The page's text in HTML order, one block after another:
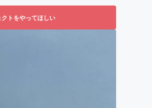
トをやってほしい